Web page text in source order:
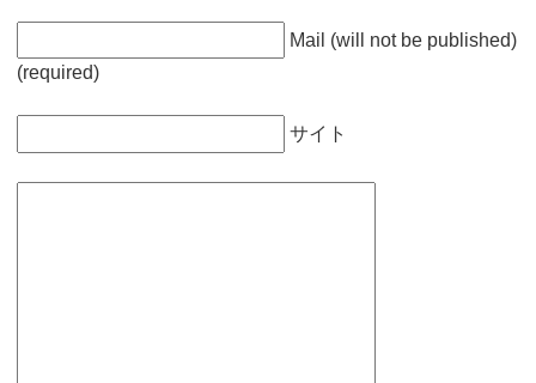
Mail (will not be published)
(required)
サイト